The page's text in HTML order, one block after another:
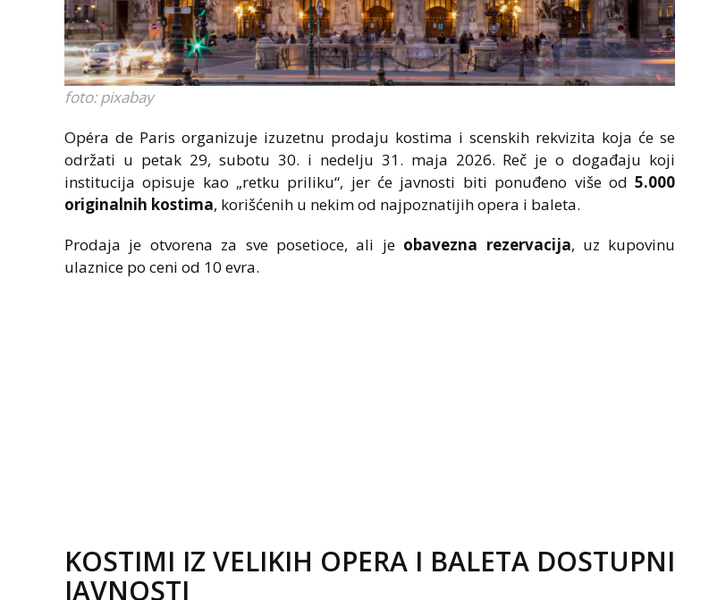
foto: pixabay
Opéra de Paris organizuje izuzetnu prodaju kostima i scenskih rekvizita koja će se
održati u petak 29, subotu 30. i nedelju 31. maja 2026. Reč je o događaju koji
institucija opisuje kao „retku priliku“, jer će javnosti biti ponuđeno više od5.000
originalnih kostima, korišćenih u nekim od najpoznatijih opera i baleta.
Prodaja je otvorena za sve posetioce, ali je obavezna rezervacija, uz kupovinu
ulaznice po ceni od 10 evra.
KOSTIMI IZ VELIKIH OPERA I BALETA DOSTUPNI
JAVNOSTI